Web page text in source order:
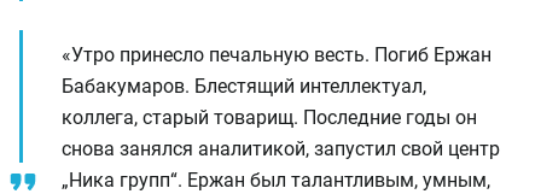
«Утро принесло печальную весть. Погиб Ержан
Бабакумаров. Блестящий интеллектуал,
коллега, старый товарищ. Последние годы он
снова занялся аналитикой, запустил свой центр
„Ника групп“. Ержан был талантливым, умным,